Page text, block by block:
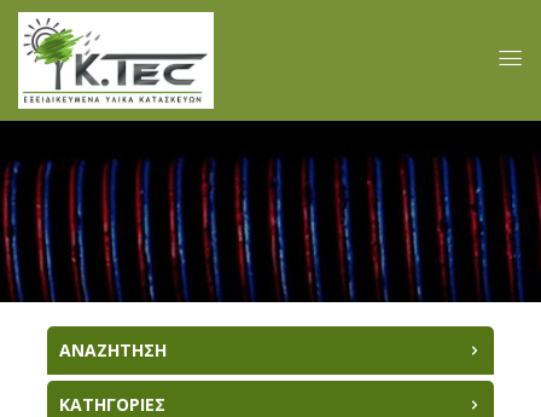
ΑΝΑΖΗΤΗΣΗ
ΚΑΤΗΓΟΡΙΕΣ